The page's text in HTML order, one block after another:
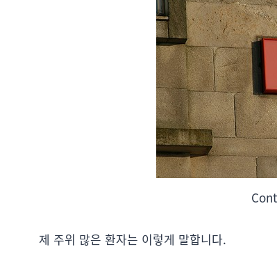
제 주위 많은 환자는 이렇게 말합니다.